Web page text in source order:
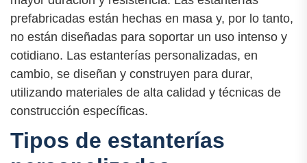
prefabricadas están hechas en masa y, por lo tanto,
no están diseñadas para soportar un uso intenso y
cotidiano. Las estanterías personalizadas, en
cambio, se diseñan y construyen para durar,
utilizando materiales de alta calidad y técnicas de
construcción específicas.
Tipos de estanterías